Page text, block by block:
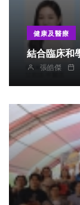
健康及醫療
張皓傑